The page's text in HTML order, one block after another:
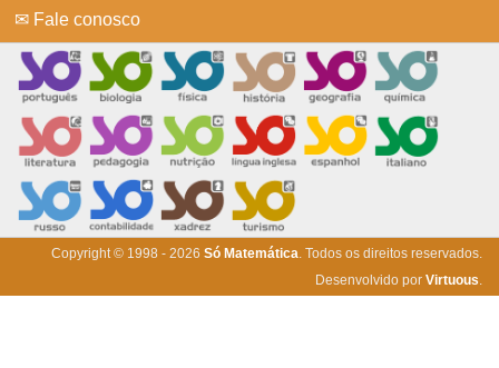
✉ Fale conosco
Copyright © 1998 - 2026 Só Matemática. Todos os direitos reservados.
Desenvolvido por Virtuous.